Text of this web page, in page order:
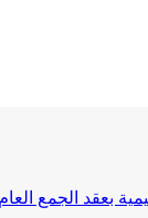
بعقد الجمع